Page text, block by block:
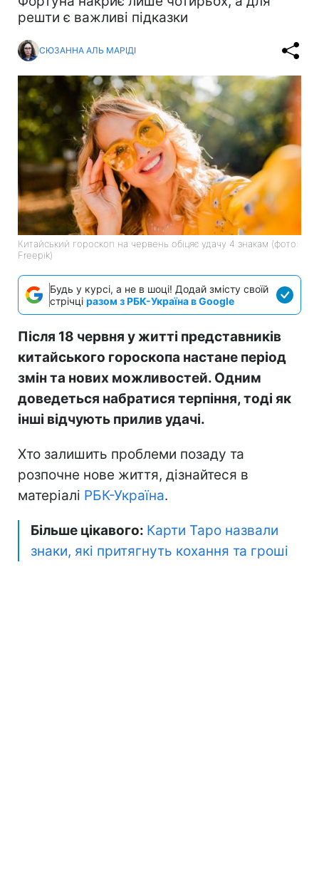
решти є важливі підказки
СЮЗАННА АЛЬ МАРІДІ
Китайський гороскоп на червень обіцяє удачу 4 знакам (фото:
Freepik)
Будь у курсі, а не в шоці! Додай змісту своїй
стрічці разом з РБК-Україна в Google
Після 18 червня у житті представників
китайського гороскопа настане період
змін та нових можливостей. Одним
доведеться набратися терпіння, тоді як
інші відчують прилив удачі.
Хто залишить проблеми позаду та
розпочне нове життя, дізнайтеся в
матеріалі РБК-Україна.
Більше цікавого: Карти Таро назвали
знаки, які притягнуть кохання та гроші